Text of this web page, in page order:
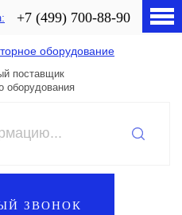
+7 (499) 700-88-90
поставщик
оборудования
ЗВОНОК